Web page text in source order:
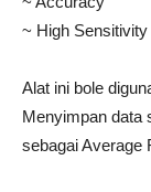
~ High Sensitivity
Alat ini bole
Menyimpan data
sebagai Average